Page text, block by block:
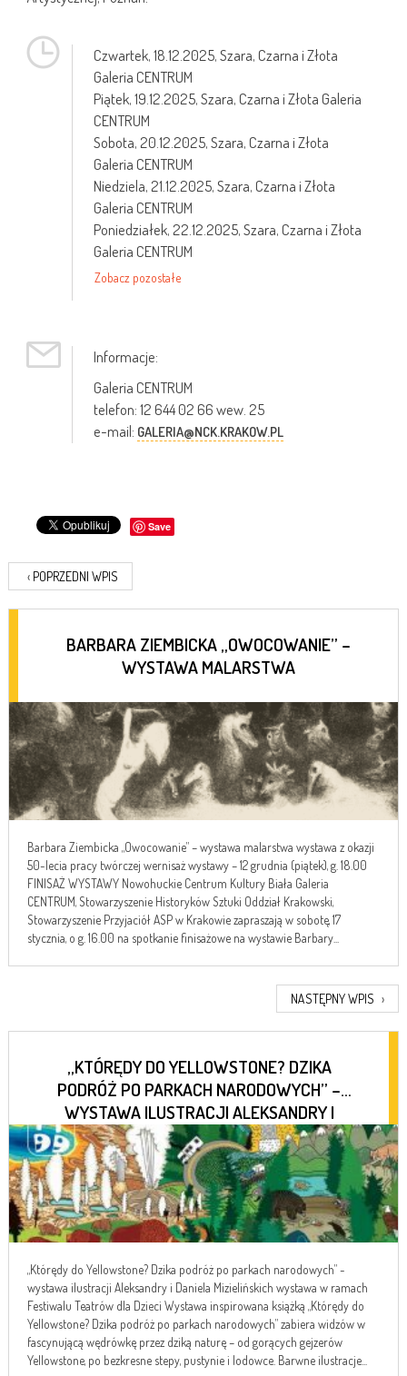
Czwartek,18.12.2025, Szara, Czarna i Złota
Galeria CENTRUM
Piątek,19.12.2025, Szara, Czarna i Złota Galeria
CENTRUM
Sobota,20.12.2025, Szara, Czarna i Złota
Galeria CENTRUM
Niedziela,21.12.2025, Szara, Czarna i Złota
Galeria CENTRUM
Poniedziałek,22.12.2025, Szara, Czarna i Złota
Galeria CENTRUM
Zobacz pozostałe
Informacje:
Galeria CENTRUM
telefon: 12 644 02 66 wew. 25
e-mail: GALERIA@NCK.KRAKOW.PL
Save
‹ POPRZEDNI WPIS
BARBARA ZIEMBICKA „OWOCOWANIE” –
WYSTAWA MALARSTWA
Barbara Ziembicka „Owocowanie” – wystawa malarstwa wystawa z okazji
50-lecia pracy twórczej wernisaż wystawy – 12 grudnia (piątek), g. 18.00
FINISAŻ WYSTAWY Nowohuckie Centrum Kultury Biała Galeria
CENTRUM, Stowarzyszenie Historyków Sztuki Oddział Krakowski,
Stowarzyszenie Przyjaciół ASP w Krakowie zapraszają w sobotę, 17
stycznia, o g. 16.00 na spotkanie finisażowe na wystawie Barbary...
NASTĘPNY WPIS ›
„KTÓRĘDY DO YELLOWSTONE? DZIKA
PODRÓŻ PO PARKACH NARODOWYCH” –
WYSTAWA ILUSTRACJI ALEKSANDRY I
DANIELA MIZIELIŃSKICH
„Którędy do Yellowstone? Dzika podróż po parkach narodowych” -
wystawa ilustracji Aleksandry i Daniela Mizielińskich wystawa w ramach
Festiwalu Teatrów dla Dzieci Wystawa inspirowana książką „Którędy do
Yellowstone? Dzika podróż po parkach narodowych” zabiera widzów w
fascynującą wędrówkę przez dziką naturę – od gorących gejzerów
Yellowstone, po bezkresne stepy, pustynie i lodowce. Barwne ilustracje...